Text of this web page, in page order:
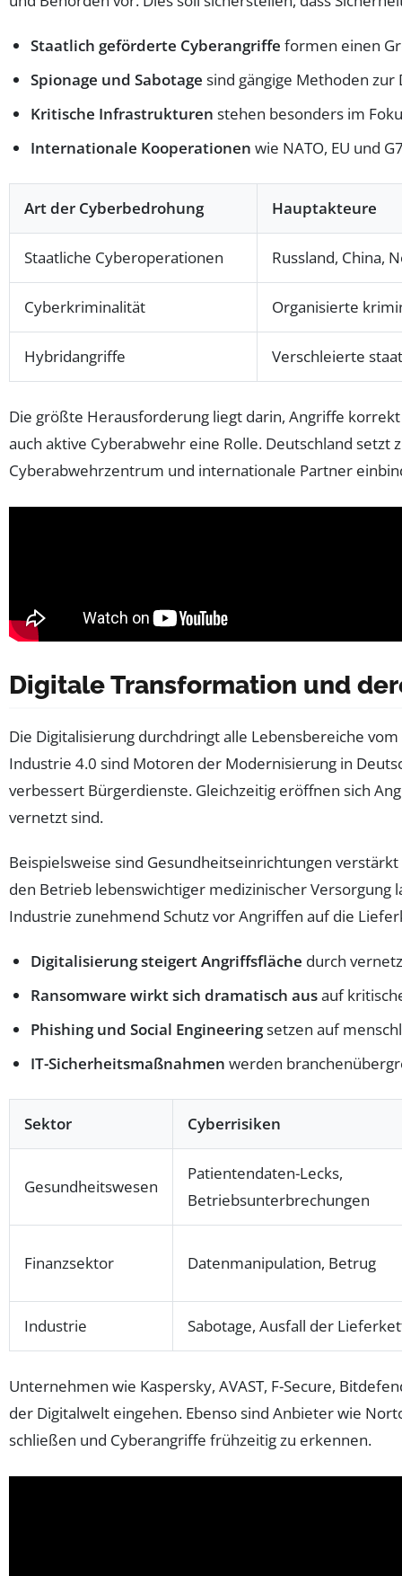
Staatlich geförderte Cyberangriffe formen einen
Spionage und Sabotage sind gängige Methoden zur
Kritische Infrastrukturen stehen besonders im
Internationale Kooperationen wie NATO, EU und
Art der Cyberbedrohung Hauptakteure
Staatliche Cyberoperationen Russland, China,
Cyberkriminalität Organisierte
Hybridangriffe Verschleierte
Die größte Herausforderung liegt darin, Angriffe
auch aktive Cyberabwehr eine Rolle. Deutschland
Cyberabwehrzentrum und internationale Partner
Digitale Transformation und
Die Digitalisierung durchdringt alle Lebensbereiche
Industrie 4.0 sind Motoren der Modernisierung in
verbessert Bürgerdienste. Gleichzeitig eröffnen sich
vernetzt sind.
Beispielsweise sind Gesundheitseinrichtungen
den Betrieb lebenswichtiger medizinischer
Industrie zunehmend Schutz vor Angriffen auf die
Digitalisierung steigert Angriffsfläche durch
Ransomware wirkt sich dramatisch ausauf
Phishing und Social Engineeringsetzen auf
IT-Sicherheitsmaßnahmen werden
Sektor Cyberrisiken
Gesundheitswesen
Patientendaten-Lecks,
Betriebsunterbrechungen
Finanzsektor Datenmanipulation, Betrug
Industrie Sabotage, Ausfall der
Unternehmen wie Kaspersky, AVAST, F-Secure,
der Digitalwelt eingehen. Ebenso sind Anbieter wie
schließen und Cyberangriffe frühzeitig zu erkennen.